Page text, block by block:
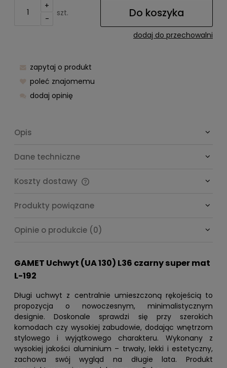
+
-
szt. Do koszyka
dodaj do przechowalni
zapytaj o produkt
poleć znajomemu
dodaj opinię
Opis
Dane techniczne
Koszty dostawy
Produkty powiązane
Opinie o produkcie (0)
GAMET Uchwyt (UA 130) L36 czarny super mat
L-192
Długi uchwyt z centralnie umieszczoną rękojeścią to
propozycja o nowoczesnym, minimalistycznym
designie. Doskonale sprawdzi się przy szerokich
komodach czy wysokiej zabudowie, dodając wnętrzom
stylowego i wyjątkowego charakteru. Wykonany z
wysokiej jakości aluminium – trwały, lekki i estetyczny,
zachowa swój wygląd na długie lata. Produkt